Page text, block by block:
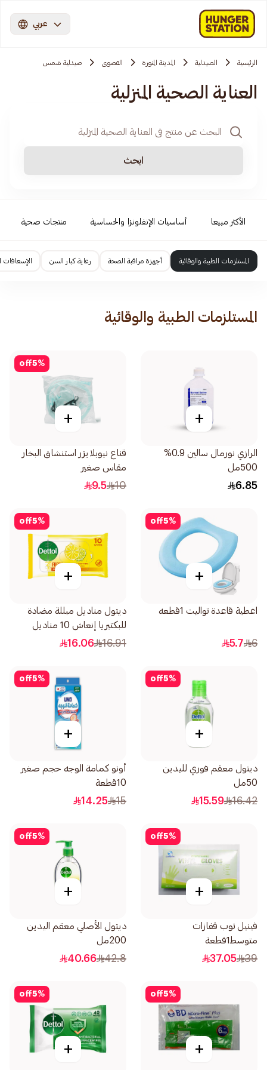
عربي
الرئيسية الصيدلية المدينة المنورة القصوی صيدلية شمس
العناية الصحية المنزلية
ابحث
الأكثر مبيعا أساسيات الإنفلونزا والحساسية منتجات صحية
المستلزمات الطبية والوقائية أجهزة مراقبة الصحة رعاية كبار السن الإسعافات
المستلزمات الطبية والوقائية
+
الرازي نورمال سالين 0.9%
500مل
6.85
5%
off
+
قناع نيوبلايزر استنشاق البخار
مقاس صغير
10
9.5
5%
off
+
اغطية قاعدة تواليت 1قطعه
6
5.7
5%
off
+
ديتول مناديل مبللة مضادة
للبكتيريا إنعاش 10 مناديل
16.91
16.06
5%
off
+
ديتول معقم فوري لليدين
50مل
16.42
15.59
5%
off
+
أونو كمامة الوجه حجم صغير
10قطعة
15
14.25
5%
off
+
فينيل توب قفازات
متوسط1قطعة
39
37.05
5%
off
+
ديتول الأصلي معقم اليدين
200مل
42.8
40.66
5%
off
+
5%
off
+